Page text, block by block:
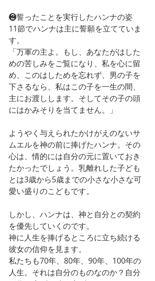
❷誓ったことを実行したハンナの姿
11節でハンナは主に誓願を立てていま
す。
「万軍の主よ。もし、あなたがはした
めの苦しみをご覧になり、私を心に留
め、このはしためを忘れず、男の子を
下さるなら、私はこの子を一生の間、
主にお渡しします。そしてその子の頭
にはかみそりを当てません。」
ようやく与えられたかけがえのないサ
ムエルを神の前に捧げたハンナ。その
心は、情的には自分の元に置いておき
たかったでしょう。乳離れした子ども
とは3歳から5歳までの小さな小さな可
愛い盛りのこどもです。
しかし、ハンナは、神と自分との契約
を優先していくのです。
神に人生を捧げるところに立ち続ける
彼女の信仰を見ます。
私たちも70年、80年、90年、100年の
人生。それは自分のものなのか？自分